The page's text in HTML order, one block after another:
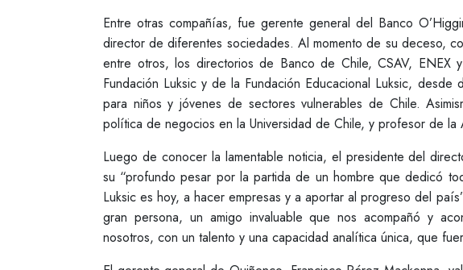
Entre otras compañías, fue gerente general del Banco
director de diferentes sociedades. Al momento de su deceso,
entre otros, los directorios de Banco de Chile, CSAV, ENEX
Fundación Luksic y de la Fundación Educacional Luksic,
para niños y jóvenes de sectores vulnerables de Chile.
política de negocios en la Universidad de Chile, y profesor de
Luego de conocer la lamentable noticia, el presidente del
su “profundo pesar por la partida de un hombre que dedicó
Luksic es hoy, a hacer empresas y a aportar al progreso del
gran persona, un amigo invaluable que nos acompañó y
nosotros, con un talento y una capacidad analítica única, que